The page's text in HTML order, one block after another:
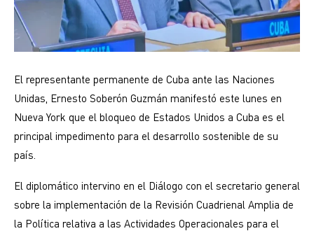
El representante permanente de Cuba ante las Naciones
Unidas, Ernesto Soberón Guzmán manifestó este lunes en
Nueva York que el bloqueo de Estados Unidos a Cuba es el
principal impedimento para el desarrollo sostenible de su
país.
El diplomático intervino en el Diálogo con el secretario general
sobre la implementación de la Revisión Cuadrienal Amplia de
la Política relativa a las Actividades Operacionales para el